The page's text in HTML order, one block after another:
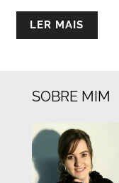
LER MAIS
SOBRE MIM